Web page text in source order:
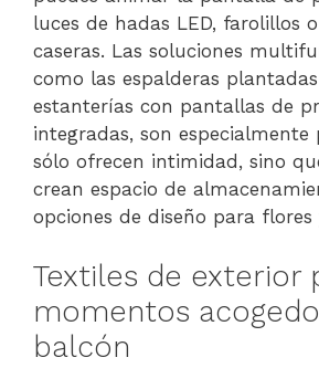
luces de hadas LED, farolillos
caseras. Las soluciones
como las espalderas
estanterías con pantallas de
integradas, son especialmente
sólo ofrecen intimidad, sino
crean espacio de
opciones de diseño para flores
Textiles de exterior
momentos
balcón